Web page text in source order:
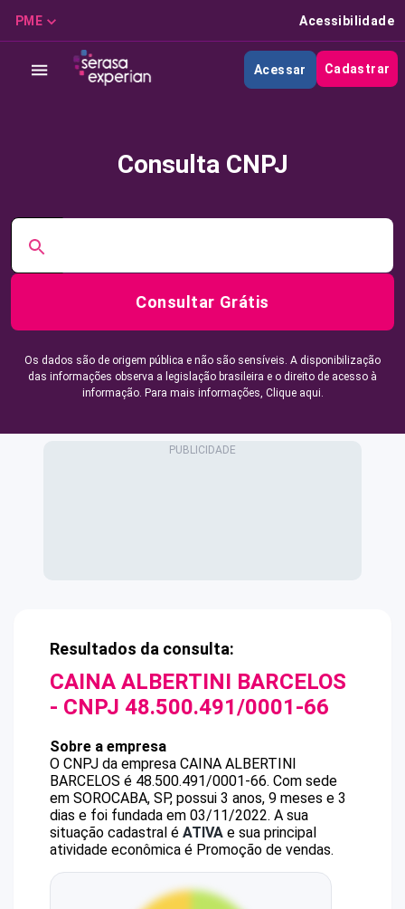
PME Acessibilidade
Acessar Cadastrar
Consulta CNPJ
Consultar Grátis
Os dados são de origem pública e não são sensíveis. A disponibilização
das informações observa a legislação brasileira e o direito de acesso à
informação. Para mais informações, Clique aqui.
Resultados da consulta:
CAINA ALBERTINI BARCELOS
- CNPJ 48.500.491/0001-66
Sobre a empresa
O CNPJ da empresa CAINA ALBERTINI
BARCELOS é 48.500.491/0001-66. Com sede
em SOROCABA, SP, possui 3 anos, 9 meses e 3
dias e foi fundada em 03/11/2022. A sua
situação cadastral é ATIVA e sua principal
atividade econômica é Promoção de vendas.